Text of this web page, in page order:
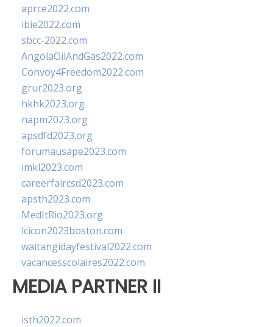
aprce2022.com
ibie2022.com
sbcc-2022.com
AngolaOilAndGas2022.com
Convoy4Freedom2022.com
grur2023.org
hkhk2023.org
napm2023.org
apsdfd2023.org
forumausape2023.com
imkl2023.com
careerfaircsd2023.com
apsth2023.com
MedItRio2023.org
lcicon2023boston.com
waitangidayfestival2022.com
vacancesscolaires2022.com
MEDIA PARTNER II
isth2022.com